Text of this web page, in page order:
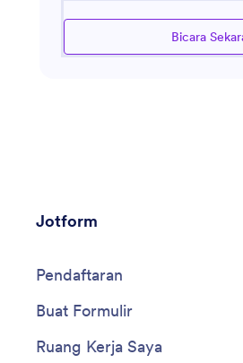
penggalangan dana yang
membekali Anda dengan alat
Bicara
Jotform
Pendaftaran
Buat Formulir
Ruang Kerja Saya